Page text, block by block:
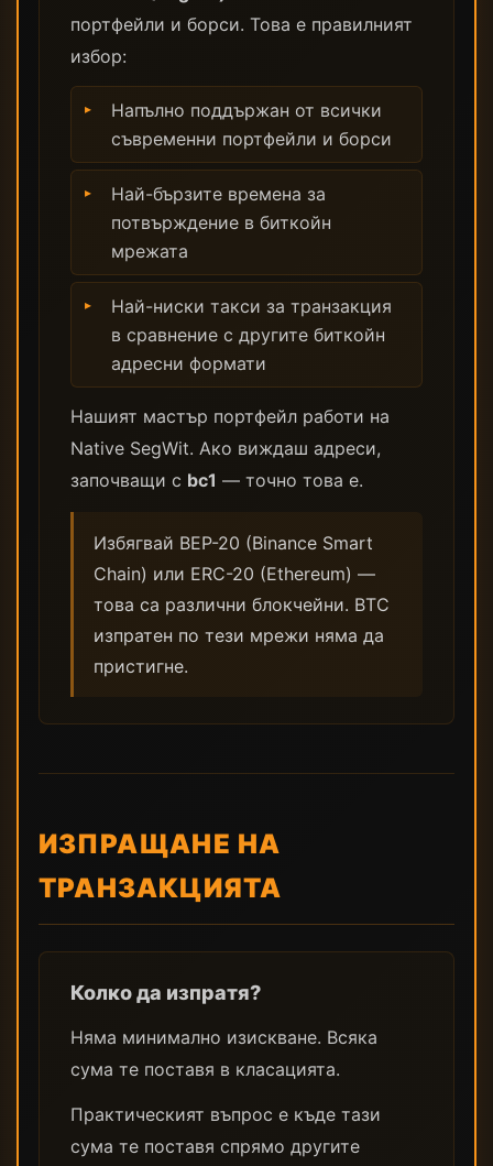
портфейли и борси. Това е правилният
избор:
Напълно поддържан от всички
съвременни портфейли и борси
Най-бързите времена за
потвърждение в биткойн
мрежата
Най-ниски такси за транзакция
в сравнение с другите биткойн
адресни формати
Нашият мастър портфейл работи на
Native SegWit. Ако виждаш адреси,
започващи с bc1 — точно това е.
Избягвай BEP-20 (Binance Smart
Chain) или ERC-20 (Ethereum) —
това са различни блокчейни. BTC
изпратен по тези мрежи няма да
пристигне.
ИЗПРАЩАНЕ НА
ТРАНЗАКЦИЯТА
Колко да изпратя?
Няма минимално изискване. Всяка
сума те поставя в класацията.
Практическият въпрос е къде тази
сума те поставя спрямо другите